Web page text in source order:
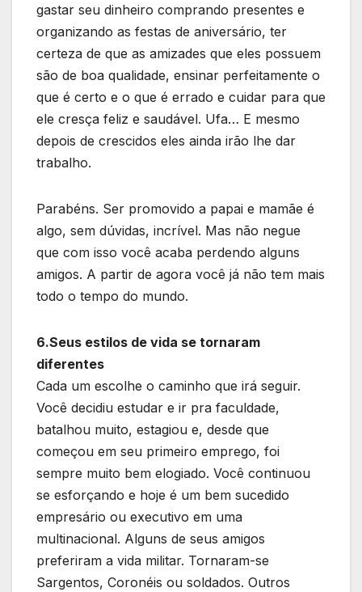
gastar seu dinheiro comprando presentes e
organizando as festas de aniversário, ter
certeza de que as amizades que eles possuem
são de boa qualidade, ensinar perfeitamente o
que é certo e o que é errado e cuidar para que
ele cresça feliz e saudável. Ufa… E mesmo
depois de crescidos eles ainda irão lhe dar
trabalho.
Parabéns. Ser promovido a papai e mamãe é
algo, sem dúvidas, incrível. Mas não negue
que com isso você acaba perdendo alguns
amigos. A partir de agora você já não tem mais
todo o tempo do mundo.
6.Seus estilos de vida se tornaram
diferentes
Cada um escolhe o caminho que irá seguir.
Você decidiu estudar e ir pra faculdade,
batalhou muito, estagiou e, desde que
começou em seu primeiro emprego, foi
sempre muito bem elogiado. Você continuou
se esforçando e hoje é um bem sucedido
empresário ou executivo em uma
multinacional. Alguns de seus amigos
preferiram a vida militar. Tornaram-se
Sargentos, Coronéis ou soldados. Outros